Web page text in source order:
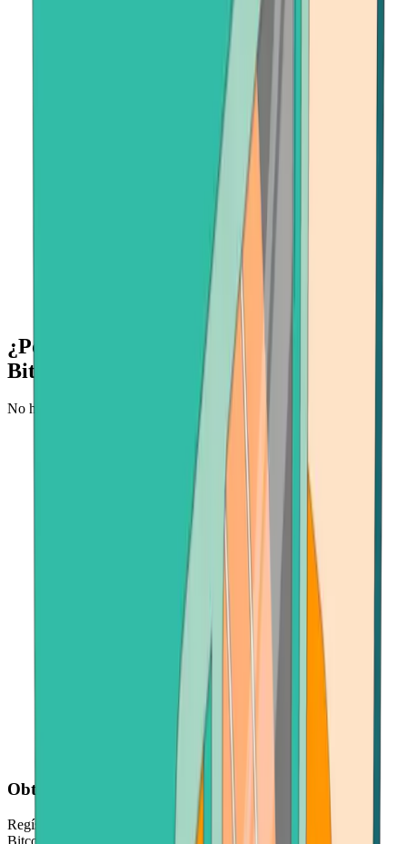
¿Por qué comprar Bitcoin Cash en
Bitcoin.com?
No hay un lugar más rápido y seguro para comprar Bitcoin Cash
Obtén tus Bitcoin Cash rápidamente
Regístrate, realiza el pago en cuestión de segundos y obtén tus
Bitcoin Cash solo unos minutos después